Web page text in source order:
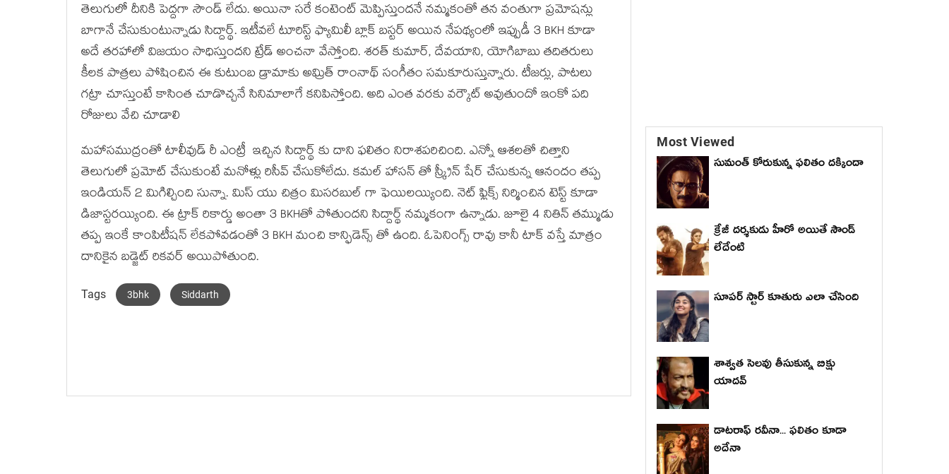
తెలుగులో దీనికి పెద్దగా సౌండ్ లేదు. అయినా సరే కంటెంట్ మెప్పిస్తుందనే నమ్మకంతో తన వంతుగా ప్రమోషన్లు
బాగానే చేసుకుంటున్నాడు సిద్దార్థ్. ఇటీవలే టూరిస్ట్ ఫ్యామిలీ బ్లాక్ బస్టర్ అయిన నేపథ్యంలో ఇప్పుడీ 3 BKH కూడా
అదే తరహాలో విజయం సాధిస్తుందని ట్రేడ్ అంచనా వేస్తోంది. శరత్ కుమార్, దేవయాని, యోగిబాబు తదితరులు
కీలక పాత్రలు పోషించిన ఈ కుటుంబ డ్రామాకు అమ్రిత్ రాంనాథ్ సంగీతం సమకూరుస్తున్నారు. టీజర్లు, పాటలు
గట్రా చూస్తుంటే కాసింత చూడొచ్చనే సినిమాలాగే కనిపిస్తోంది. అది ఎంత వరకు వర్కౌట్ అవుతుందో ఇంకో పది
రోజులు వేచి చూడాలి
మహాసముద్రంతో టాలీవుడ్ రీ ఎంట్రీ ఇచ్చిన సిద్దార్థ్ కు దాని ఫలితం నిరాశపరిచింది. ఎన్నో ఆశలతో చిత్తాని
తెలుగులో ప్రమోట్ చేసుకుంటే మనోళ్లు రిసీవ్ చేసుకోలేదు. కమల్ హాసన్ తో స్క్రీన్ షేర్ చేసుకున్న ఆనందం తప్ప
ఇండియన్ 2 మిగిల్చింది సున్నా. మిస్ యు చిత్రం మిసరబుల్ గా ఫెయిలయ్యింది. నెట్ ఫ్లిక్స్ నిర్మించిన టెస్ట్ కూడా
డిజాస్టరయ్యింది. ఈ ట్రాక్ రికార్డు అంతా 3 BKHతో పోతుందని సిద్దార్థ్ నమ్మకంగా ఉన్నాడు. జూలై 4 నితిన్ తమ్ముడు
తప్ప ఇంకే కాంపిటీషన్ లేకపోవడంతో 3 BKH మంచి కాన్ఫిడెన్స్ తో ఉంది. ఓపెనింగ్స్ రావు కానీ టాక్ వస్తే మాత్రం
దానికైన బడ్జెట్ రికవర్ అయిపోతుంది.
Tags 3bhk Siddarth
Most Viewed
సుమంత్ కోరుకున్న ఫలితం దక్కిందా
క్రేజీ దర్శకుడు హీరో అయితే సౌండ్
లేదేంటి
సూపర్ స్టార్ కూతురు ఎలా చేసింది
శాశ్వత సెలవు తీసుకున్న బిక్షు
యాదవ్
డాటరాఫ్ రవీనా... ఫలితం కూడా
అదేనా